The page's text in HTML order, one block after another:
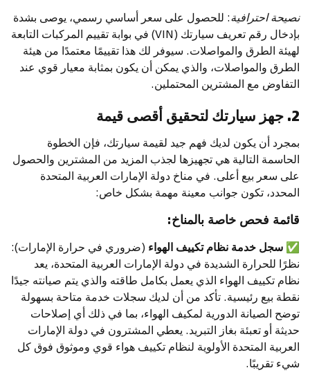
نصيحة احترافية: للحصول على سعر أساسي رسمي، يوصى بشدة
بإدخال رقم تعريف سيارتك (VIN) في بوابة تقييم المركبات التابعة
لهيئة الطرق والمواصلات. سيوفر لك هذا تقييمًا معتمدًا من هيئة
الطرق والمواصلات، والذي يمكن أن يكون بمثابة معيار قوي عند
التفاوض مع المشترين المحتملين.
2. جهز سيارتك لتحقيق أقصى قيمة
بمجرد أن يكون لديك فهم جيد لقيمة سيارتك، فإن الخطوة
الحاسمة التالية هي تجهيزها لجذب المزيد من المشترين والحصول
على سعر بيع أعلى. في مناخ دولة الإمارات العربية المتحدة
المحدد، تكون جوانب معينة مهمة بشكل خاص:
قائمة فحص خاصة بالمناخ:
✅ سجل خدمة نظام تكييف الهواء (ضروري في حرارة الإمارات):
نظرًا للحرارة الشديدة في دولة الإمارات العربية المتحدة، يعد
نظام تكييف الهواء الذي يعمل بكامل طاقته والذي يتم صيانته جيدًا
نقطة بيع رئيسية. تأكد من أن لديك سجلات خدمة متاحة بسهولة
توضح الصيانة الدورية لمكيف الهواء، بما في ذلك أي إصلاحات
حديثة أو تعبئة بغاز التبريد. يعطي المشترون في دولة الإمارات
العربية المتحدة الأولوية لنظام تكييف هواء قوي وموثوق فوق كل
شيء تقريبًا.